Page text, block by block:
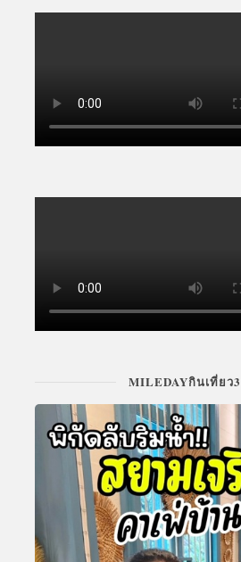
MILEDAYกินเที่ยว